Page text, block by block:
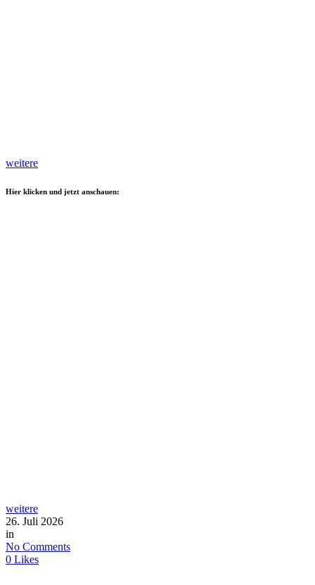
weitere
Hier klicken und jetzt anschauen:
weitere
26. Juli 2026
in
No Comments
0 Likes